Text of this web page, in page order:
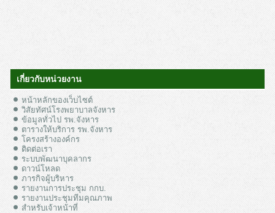
เกี่ยวกับหน่วยงาน
หน้าหลักของเว็บไซต์
วิสัยทัศน์โรงพยาบาลจังหาร
ข้อมูลทั่วไป รพ.จังหาร
ตารางให้บริการ รพ.จังหาร
โครงสร้างองค์กร
ติดต่อเรา
ระบบพัฒนาบุคลากร
ดาวน์โหลด
ภารกิจผู้บริหาร
รายงานการประชุม กกบ.
รายงานประชุมทีมคุณภาพ
สำหรับเจ้าหน้าที่